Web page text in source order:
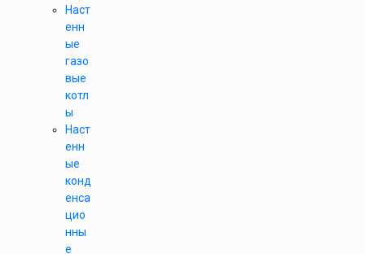
Наст
енн
ые
газо
вые
котл
ы
Наст
енн
ые
конд
енса
цио
нны
е